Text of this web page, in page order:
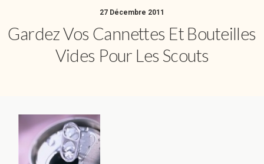
27 Décembre 2011
Gardez Vos Cannettes Et Bouteilles
Vides Pour Les Scouts